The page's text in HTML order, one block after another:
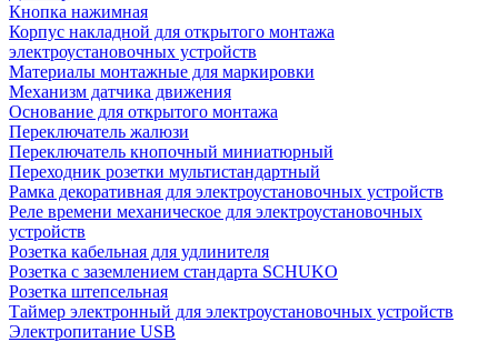
Кнопка нажимная
Корпус накладной для открытого монтажа
электроустановочных устройств
Материалы монтажные для маркировки
Механизм датчика движения
Основание для открытого монтажа
Переключатель жалюзи
Переключатель кнопочный миниатюрный
Переходник розетки мультистандартный
Рамка декоративная для электроустановочных устройств
Реле времени механическое для электроустановочных
устройств
Розетка кабельная для удлинителя
Розетка с заземлением стандарта SCHUKO
Розетка штепсельная
Таймер электронный для электроустановочных устройств
Электропитание USB